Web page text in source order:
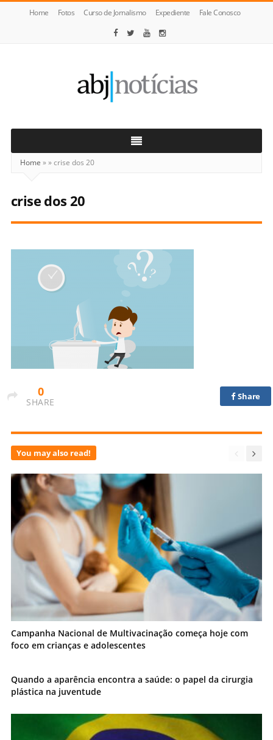
Home Fotos Curso de Jornalismo Expediente Fale Conosco
Notícias
Home »»crise dos 20
crise dos 20
0
SHARE
Share
You may also read!
Campanha Nacional de Multivacinação começa hoje com
foco em crianças e adolescentes
Quando a aparência encontra a saúde: o papel da cirurgia
plástica na juventude